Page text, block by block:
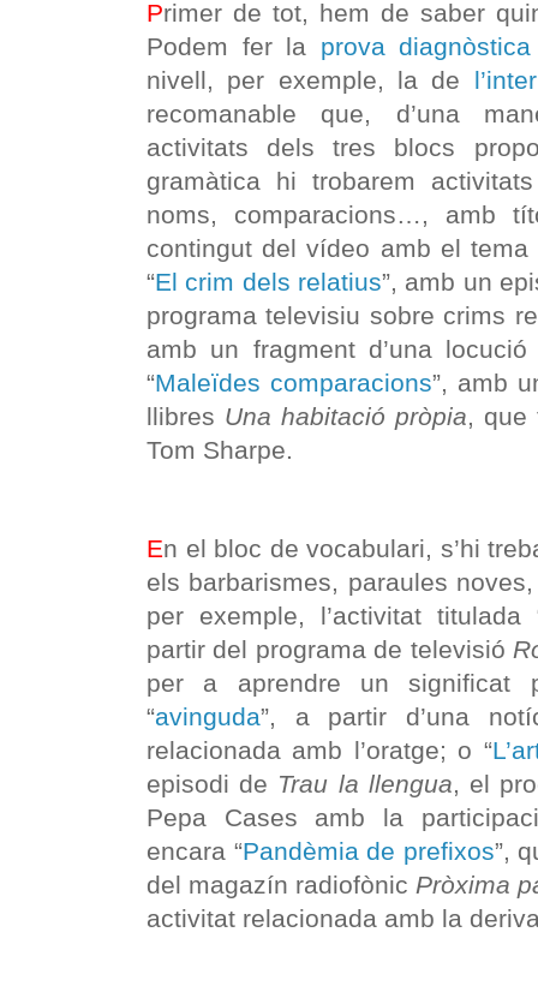
Primer de tot, hem de saber
Podem fer la prova diagnòstica
nivell, per exemple, la de
recomanable que, d’una
activitats dels tres blocs
gramàtica hi trobarem
noms, comparacions…, amb
contingut del vídeo amb el
“El crim dels relatius”, amb un
programa televisiu sobre crims
amb un fragment d’una
“Maleïdes comparacions”, amb
llibres Una habitació pròpia, que
Tom Sharpe.
En el bloc de vocabulari, s’hi
els barbarismes, paraules
per exemple, l’activitat titulada
partir del programa de televisió
per a aprendre un significat
“avinguda”, a partir d’una
relacionada amb l’oratge; o “
episodi de Trau la llengua, el
Pepa Cases amb la
encara “Pandèmia de prefixos”,
del magazín radiofònic Pròxima
activitat relacionada amb la